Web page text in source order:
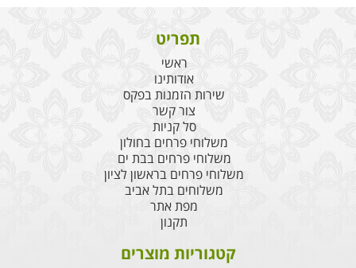
תפריט
ראשי
אודותינו
שירות הזמנות בפקס
צור קשר
סל קניות
משלוחי פרחים בחולון
משלוחי פרחים בבת ים
משלוחי פרחים בראשון לציון
משלוחים בתל אביב
מפת אתר
תקנון
קטגוריות מוצרים